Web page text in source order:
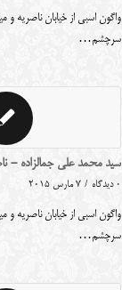
واگون اسبی از خیابان ناصریه و
سرچشم…
سید محمد علی جمالزاده -
0 دیدگاه / 7 مارس 2015
واگون اسبی از خیابان ناصریه و
سرچشم…